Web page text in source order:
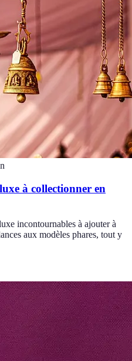
à collectionner en
incontournables à ajouter à
aux modèles phares, tout y